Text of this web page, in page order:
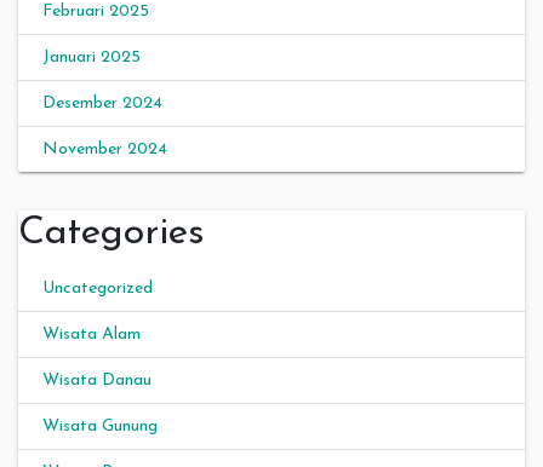
Februari 2025
Januari 2025
Desember 2024
November 2024
Categories
Uncategorized
Wisata Alam
Wisata Danau
Wisata Gunung